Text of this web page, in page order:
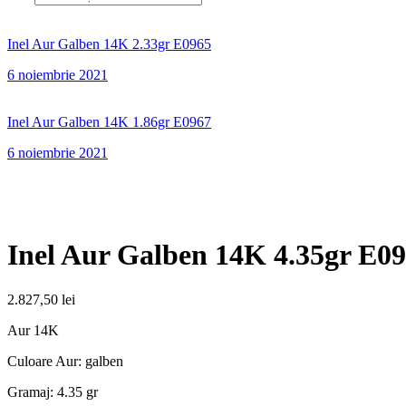
Inel Aur Galben 14K 2.33gr E0965
6 noiembrie 2021
Inel Aur Galben 14K 1.86gr E0967
6 noiembrie 2021
Inel Aur Galben 14K 4.35gr
2.827,50 lei
Aur 14K
Culoare Aur: galben
Gramaj: 4.35 gr